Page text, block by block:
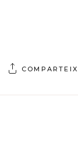
COMPARTEIX